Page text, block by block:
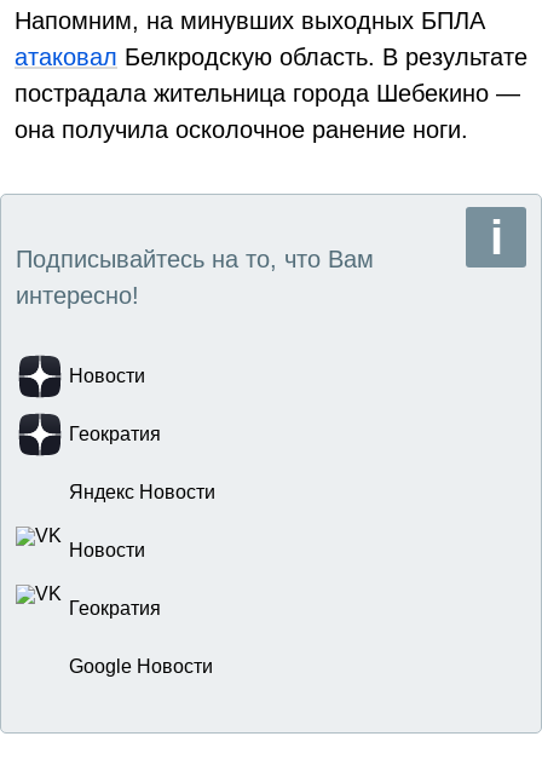
Напомним, на минувших выходных БПЛА
атаковал Белкродскую область. В результате
пострадала жительница города Шебекино —
она получила осколочное ранение ноги.
Подписывайтесь на то, что Вам
интересно!
Новости
Геократия
Яндекс Новости
Новости
Геократия
Google Новости